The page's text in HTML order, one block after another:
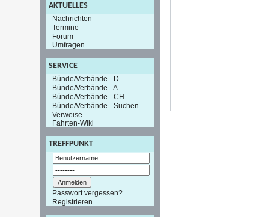
AKTUELLES
Nachrichten
Termine
Forum
Umfragen
SERVICE
Bünde/Verbände - D
Bünde/Verbände - A
Bünde/Verbände - CH
Bünde/Verbände - Suchen
Verweise
Fahrten-Wiki
TREFFPUNKT
Passwort vergessen?
Registrieren